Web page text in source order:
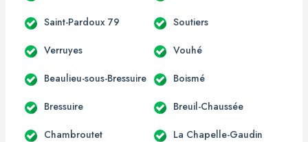
Saint-Pardoux 79 Soutiers
Verruyes Vouhé
Beaulieu-sous-Bressuire Boismé
Bressuire Breuil-Chaussée
Chambroutet La Chapelle-Gaudin